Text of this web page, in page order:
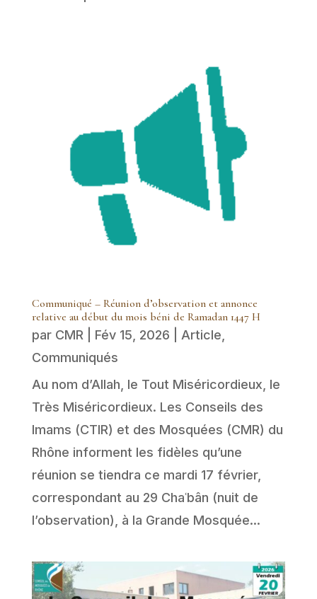
Communiqué – Réunion d’observation et annonce
relative au début du mois béni de Ramadan 1447 H
par CMR Fév 15, 2026 Article
Communiqués
Au nom d’Allah, le Tout Miséricordieux, le
Très Miséricordieux. Les Conseils des
Imams (CTIR) et des Mosquées (CMR) du
Rhône informent les fidèles qu’une
réunion se tiendra ce mardi 17 février,
correspondant au 29 Chaʿbân (nuit de
l’observation), à la Grande Mosquée...